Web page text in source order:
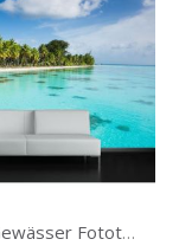
Reine Gewässer Fototapete